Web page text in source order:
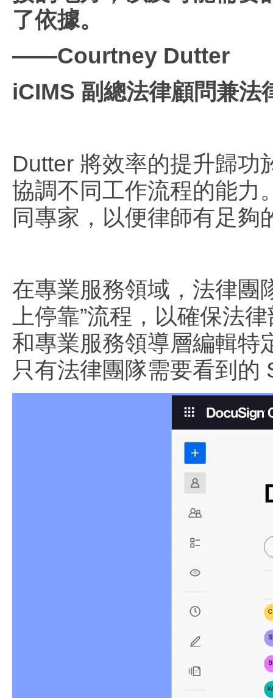
了依據。
——Courtney Dutter
iCIMS 副總法律顧問兼法
Dutter 將效率的提升歸功
協調不同工作流程的能力
同專家，以便律師有足夠
在專業服務領域，法律團
上停靠”流程，以確保法
和專業服務領導層編輯特
只有法律團隊需要看到的